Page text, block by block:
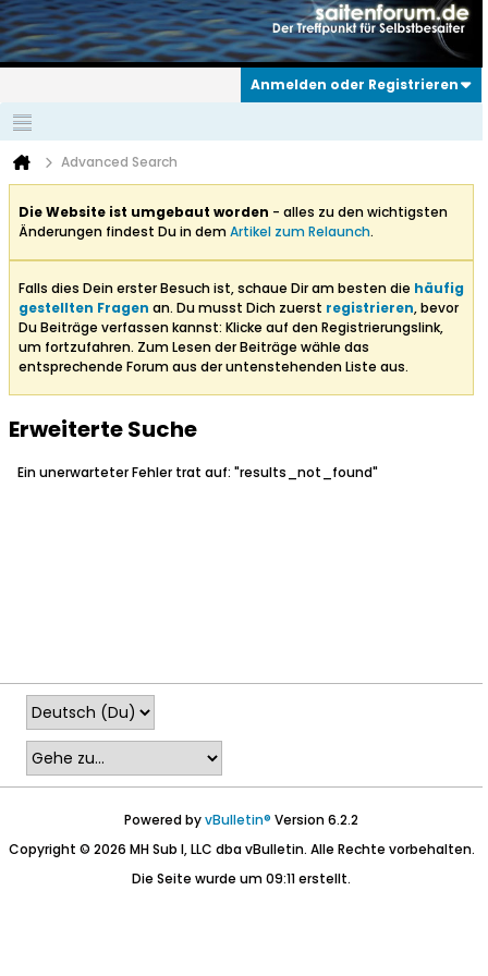
Anmelden oder Registrieren
Advanced Search
Die Website ist umgebaut worden - alles zu den wichtigsten
Änderungen findest Du in demArtikel zum Relaunch.
Falls dies Dein erster Besuch ist, schaue Dir am besten die häufig
gestellten Fragen an. Du musst Dich zuerst registrieren, bevor
Du Beiträge verfassen kannst: Klicke auf den Registrierungslink,
um fortzufahren. Zum Lesen der Beiträge wähle das
entsprechende Forum aus der untenstehenden Liste aus.
Erweiterte Suche
Ein unerwarteter Fehler trat auf: "results_not_found"
Powered byvBulletin® Version 6.2.2
Copyright © 2026 MH Sub I, LLC dba vBulletin. Alle Rechte vorbehalten.
Die Seite wurde um 09:11 erstellt.